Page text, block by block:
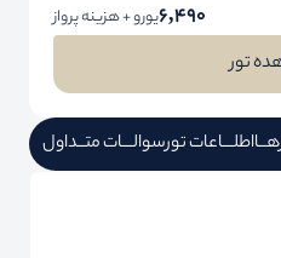
6,490یورو + هزینه پرواز
تور
اطلـــاعات تورسوالـــات متــداول